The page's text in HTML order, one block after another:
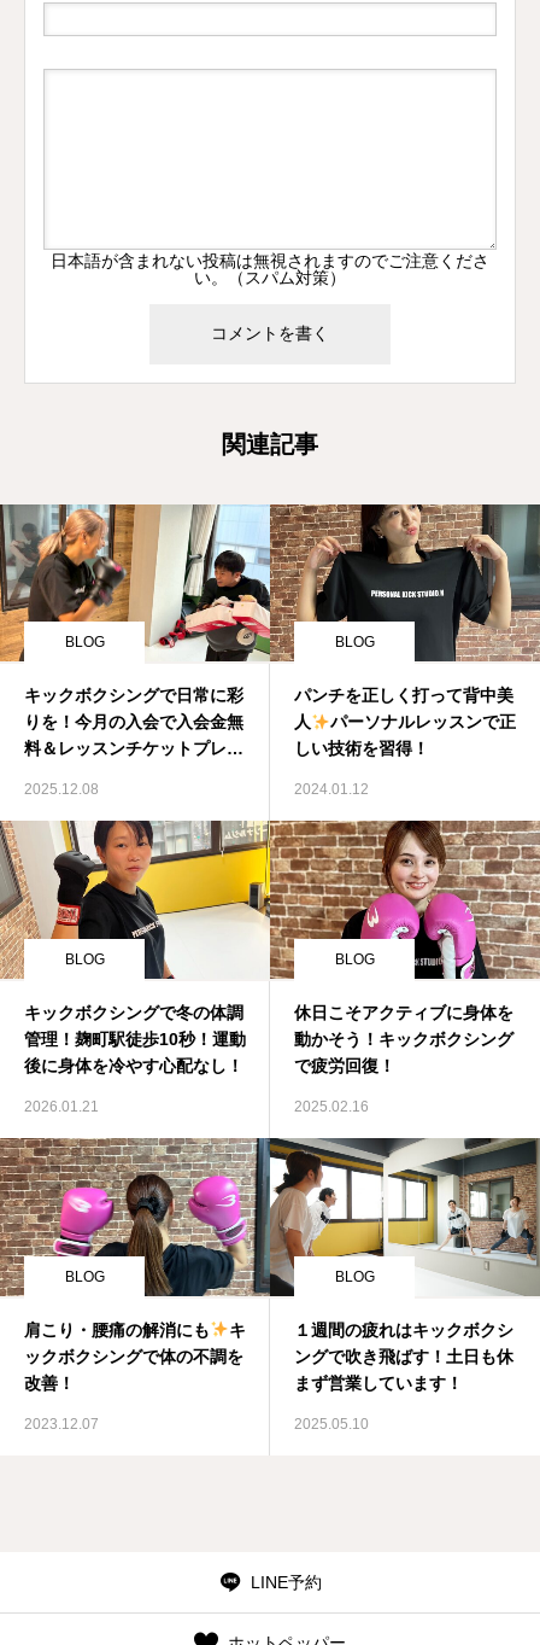
日本語が含まれない投稿は無視されますのでご注意くださ
い。（スパム対策）
関連記事
BLOG
キックボクシングで日常に彩
りを！今月の入会で入会金無
料＆レッスンチケットプレゼ
2025.12.08
BLOG
パンチを正しく打って背中美
人
パーソナルレッスンで正
しい技術を習得！
2024.01.12
BLOG
キックボクシングで冬の体調
管理！麹町駅徒歩10秒！運動
後に身体を冷やす心配なし！
2026.01.21
BLOG
休日こそアクティブに身体を
動かそう！キックボクシング
で疲労回復！
2025.02.16
BLOG
肩こり・腰痛の解消にも
キ
ックボクシングで体の不調を
改善！
2023.12.07
BLOG
１週間の疲れはキックボクシ
ングで吹き飛ばす！土日も休
まず営業しています！
2025.05.10
LINE予約